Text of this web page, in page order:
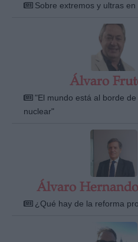
Sobre extremos y ultras
Álvaro
"El mundo está al borde
nuclear"
Álvaro
¿Qué hay de la reforma